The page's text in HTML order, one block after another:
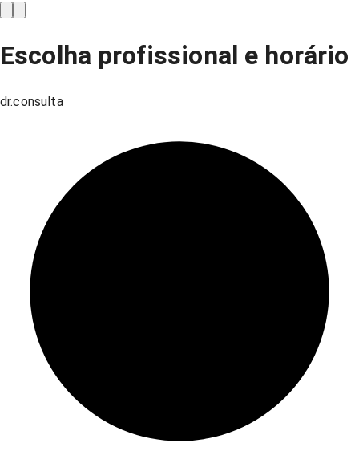
Escolha profissional e horário
dr.consulta